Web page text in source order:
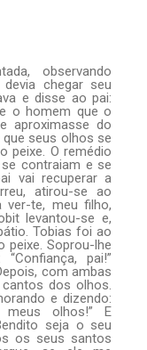
observando
chegar seu
e disse ao pai:
o homem que o
aproximasse do
que seus olhos se
peixe. O remédio
contraiam e se
vai recuperar a
atirou-se ao
te, meu filho,
levantou-se e,
Tobias foi ao
peixe. Soprou-lhe
pai!”
com ambas
dos olhos.
e dizendo:
olhos!” E
seja o seu
os seus santos